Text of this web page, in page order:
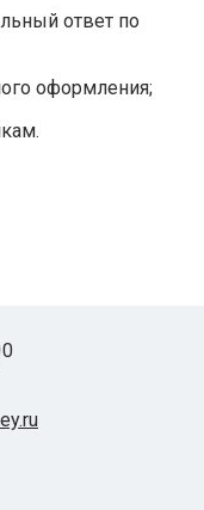
ответ по
оформления;